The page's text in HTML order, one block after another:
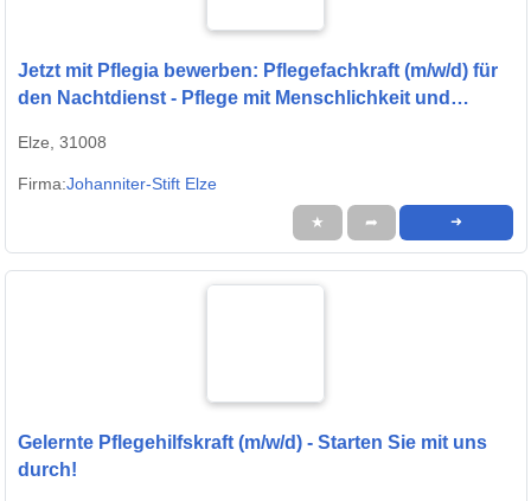
Jetzt mit Pflegia bewerben: Pflegefachkraft (m/w/d) für
den Nachtdienst - Pflege mit Menschlichkeit und
Elze, 31008
Firma:Johanniter-Stift Elze
★ ➦ ➜
Gelernte Pflegehilfskraft (m/w/d) - Starten Sie mit uns
durch!